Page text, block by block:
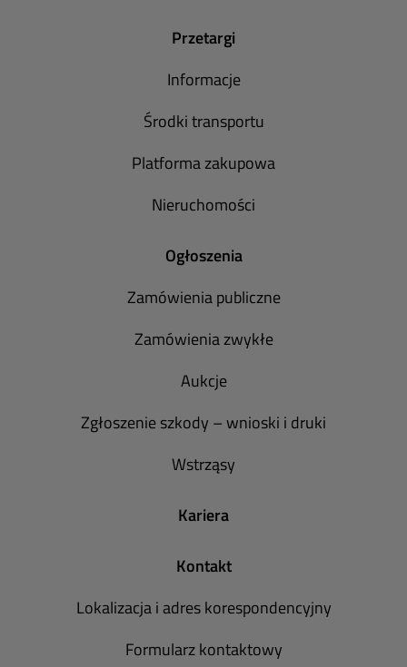
Przetargi
Informacje
Środki transportu
Platforma zakupowa
Nieruchomości
Ogłoszenia
Zamówienia publiczne
Zamówienia zwykłe
Aukcje
Zgłoszenie szkody – wnioski i druki
Wstrząsy
Kariera
Kontakt
Lokalizacja i adres korespondencyjny
Formularz kontaktowy